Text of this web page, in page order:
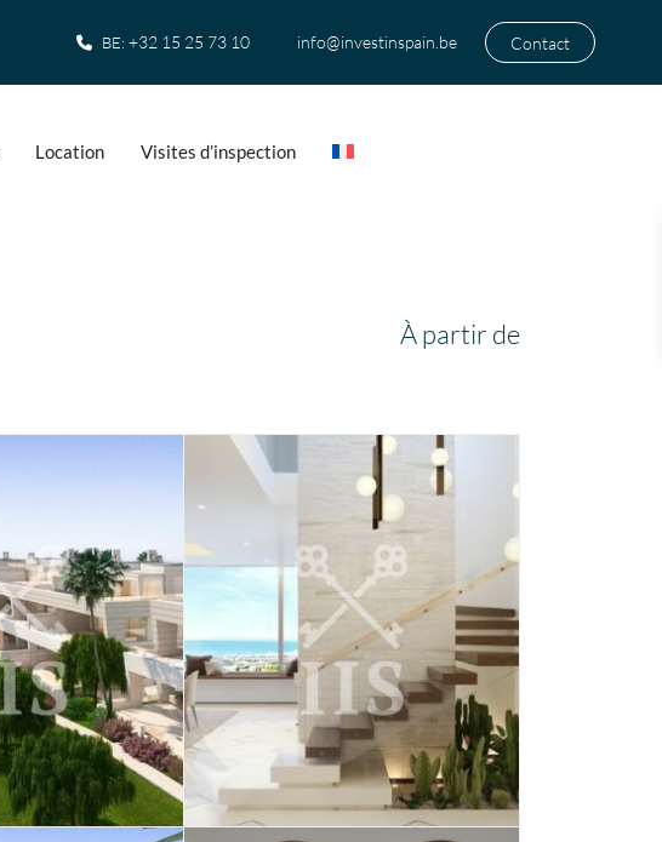
BE:+32 15 25 73 10 info@investinspain.be Contact
Location Visites d’inspection
À partir de